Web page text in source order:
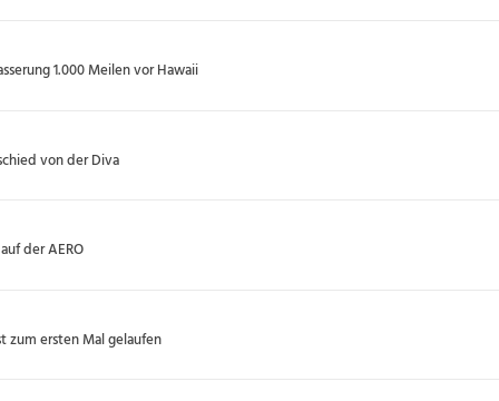
1.000 Meilen vor Hawaii
von der Diva
der AERO
zum ersten Mal gelaufen